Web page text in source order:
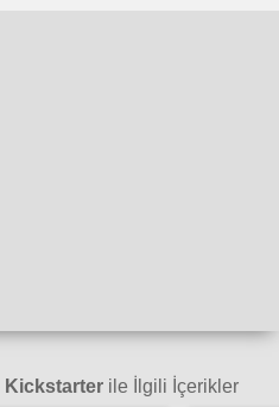
Kickstarter ile İlgili İçerikler